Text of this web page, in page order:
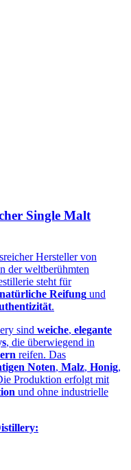
Single Malt
Hersteller von
der weltberühmten
steht für
natürliche Reifung und
.
sind weiche, elegante
, die überwiegend in
reifen. Das
Noten, Malz, Honig,
Produktion erfolgt mit
und ohne industrielle